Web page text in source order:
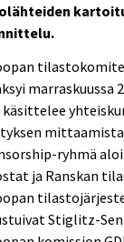
marraskuussa
käsittelee
mittaamista
ryhmä
ja Ranskan
Stiglitz-